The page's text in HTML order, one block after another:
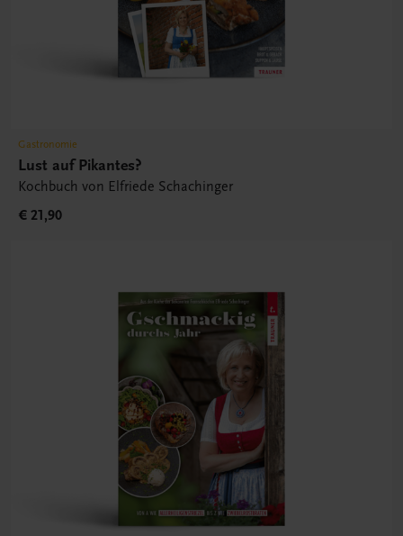
Gastronomie
Lust auf Pikantes?
Kochbuch von Elfriede Schachinger
€ 21,90